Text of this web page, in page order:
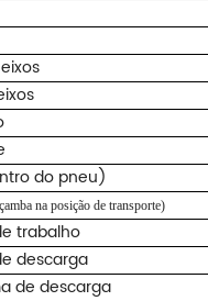
do pneu)
na posição de transporte)
trabalho
descarga
de descarga